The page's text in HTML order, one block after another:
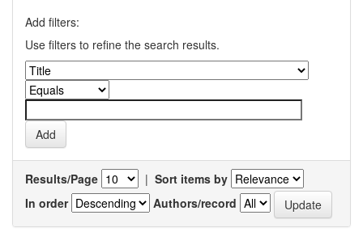
Add filters:
Use filters to refine the search results.
Results/Page | Sort items by
In order
Authors/record